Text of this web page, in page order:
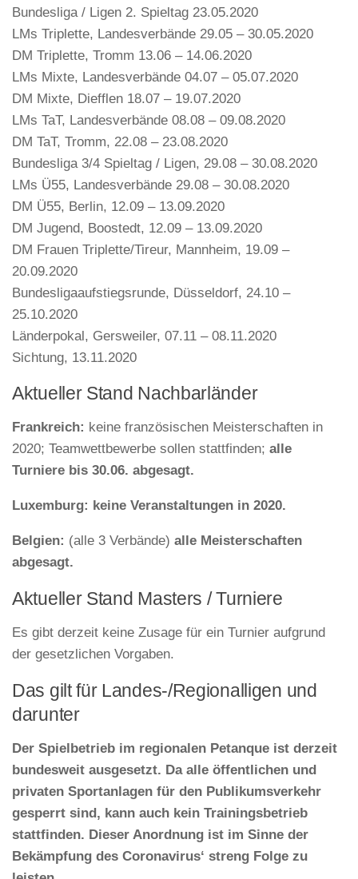
Bundesliga / Ligen 2. Spieltag 23.05.2020
LMs Triplette, Landesverbände 29.05 – 30.05.2020
DM Triplette, Tromm 13.06 – 14.06.2020
LMs Mixte, Landesverbände 04.07 – 05.07.2020
DM Mixte, Diefflen 18.07 – 19.07.2020
LMs TaT, Landesverbände 08.08 – 09.08.2020
DM TaT, Tromm, 22.08 – 23.08.2020
Bundesliga 3/4 Spieltag / Ligen, 29.08 – 30.08.2020
LMs Ü55, Landesverbände 29.08 – 30.08.2020
DM Ü55, Berlin, 12.09 – 13.09.2020
DM Jugend, Boostedt, 12.09 – 13.09.2020
DM Frauen Triplette/Tireur, Mannheim, 19.09 –
20.09.2020
Bundesligaaufstiegsrunde, Düsseldorf, 24.10 –
25.10.2020
Länderpokal, Gersweiler, 07.11 – 08.11.2020
Sichtung, 13.11.2020
Aktueller Stand Nachbarländer
Frankreich: keine französischen Meisterschaften in
2020; Teamwettbewerbe sollen stattfinden; alle
Turniere bis 30.06. abgesagt.
Luxemburg: keine Veranstaltungen in 2020.
Belgien: (alle 3 Verbände) alle Meisterschaften
abgesagt.
Aktueller Stand Masters / Turniere
Es gibt derzeit keine Zusage für ein Turnier aufgrund
der gesetzlichen Vorgaben.
Das gilt für Landes-/Regionalligen und
darunter
Der Spielbetrieb im regionalen Petanque ist derzeit
bundesweit ausgesetzt. Da alle öffentlichen und
privaten Sportanlagen für den Publikumsverkehr
gesperrt sind, kann auch kein Trainingsbetrieb
stattfinden. Dieser Anordnung ist im Sinne der
Bekämpfung des Coronavirus‘ streng Folge zu